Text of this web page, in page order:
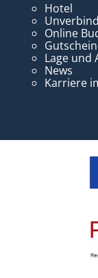
Hotel
Online
Lage und
News
Karriere